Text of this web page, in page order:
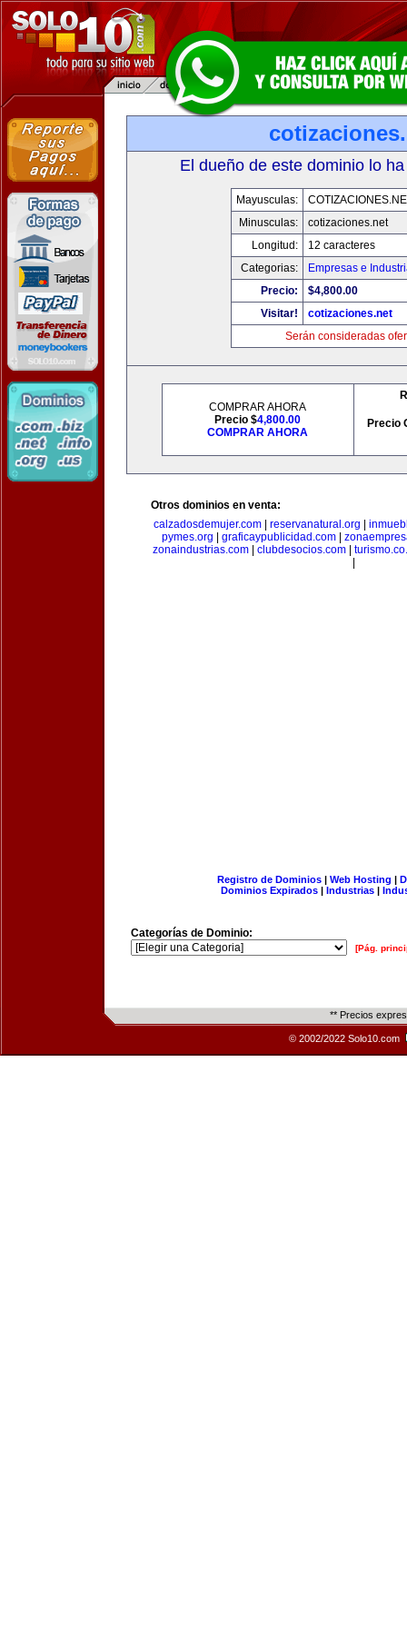
El dueño de este dominio lo
Mayusculas:
Minusculas:
cotizaciones.net
Longitud:
12 caracteres
Categorias:
Empresas e
Precio:
$4,800.00
Visitar!
cotizaciones.net
Serán consideradas
COMPRAR AHORA
Precio $4,800.00
COMPRAR AHORA
Precio
Otros dominios en venta:
calzadosdemujer.com
reservanatural.org
pymes.org
graficaypublicidad.com
zonaindustrias.com| clubdesocios.com|
Registro de Dominios| Web Hosting |
Dominios Expirados | Industrias |
Categorías de Dominio:
[Pág.
** Precios
© 2002/2022 Solo10.com